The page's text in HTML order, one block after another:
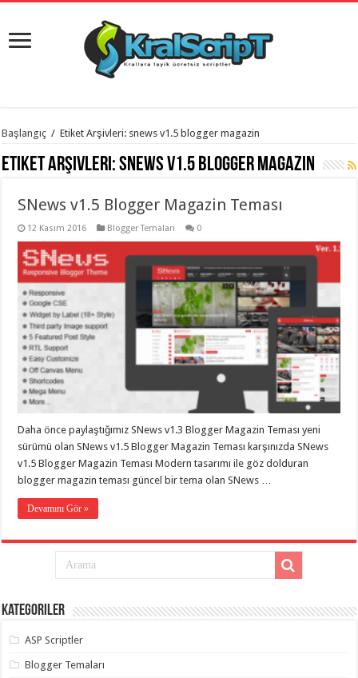
istanbul
evden
eve
organizasyon,
evden
taşımacılık,
evden
taşımacılık,
gaziantep
evden
taşımacılık,
evden
taşımacılık,
gaziantep
evden
gaziantep
evden
taşımacılık,
gaziantep
taşımacılık,
evden
taşımacılık,
gaziantep
taşıma,
evden
Başlangıç / Etiket Arşivleri: snews v1.5 blogger magazin
Etiket Arşivleri:snews v1.5 blogger magazin
SNews v1.5 Blogger Magazin Teması
12 Kasım 2016 Blogger Temaları 0
Daha önce paylaştığımız SNews v1.3 Blogger Magazin Teması yeni
sürümü olan SNews v1.5 Blogger Magazin Teması karşınızda SNews
v1.5 Blogger Magazin Teması Modern tasarımı ile göz dolduran
blogger magazin teması güncel bir tema olan SNews …
Devamını Gör »
Kategoriler
ASP Scriptler
Blogger Temaları